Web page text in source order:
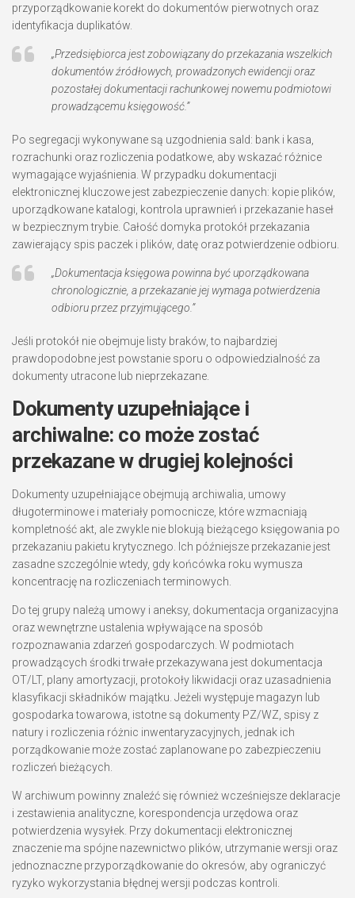
przyporządkowanie korekt do dokumentów pierwotnych oraz
identyfikacja duplikatów.
„Przedsiębiorca jest zobowiązany do przekazania wszelkich
dokumentów źródłowych, prowadzonych ewidencji oraz
pozostałej dokumentacji rachunkowej nowemu podmiotowi
prowadzącemu księgowość.”
Po segregacji wykonywane są uzgodnienia sald: bank i kasa,
rozrachunki oraz rozliczenia podatkowe, aby wskazać różnice
wymagające wyjaśnienia. W przypadku dokumentacji
elektronicznej kluczowe jest zabezpieczenie danych: kopie plików,
uporządkowane katalogi, kontrola uprawnień i przekazanie haseł
w bezpiecznym trybie. Całość domyka protokół przekazania
zawierający spis paczek i plików, datę oraz potwierdzenie odbioru.
„Dokumentacja księgowa powinna być uporządkowana
chronologicznie, a przekazanie jej wymaga potwierdzenia
odbioru przez przyjmującego.”
Jeśli protokół nie obejmuje listy braków, to najbardziej
prawdopodobne jest powstanie sporu o odpowiedzialność za
dokumenty utracone lub nieprzekazane.
Dokumenty uzupełniające i
archiwalne: co może zostać
przekazane w drugiej kolejności
Dokumenty uzupełniające obejmują archiwalia, umowy
długoterminowe i materiały pomocnicze, które wzmacniają
kompletność akt, ale zwykle nie blokują bieżącego księgowania po
przekazaniu pakietu krytycznego. Ich późniejsze przekazanie jest
zasadne szczególnie wtedy, gdy końcówka roku wymusza
koncentrację na rozliczeniach terminowych.
Do tej grupy należą umowy i aneksy, dokumentacja organizacyjna
oraz wewnętrzne ustalenia wpływające na sposób
rozpoznawania zdarzeń gospodarczych. W podmiotach
prowadzących środki trwałe przekazywana jest dokumentacja
OT/LT, plany amortyzacji, protokoły likwidacji oraz uzasadnienia
klasyfikacji składników majątku. Jeżeli występuje magazyn lub
gospodarka towarowa, istotne są dokumenty PZ/WZ, spisy z
natury i rozliczenia różnic inwentaryzacyjnych, jednak ich
porządkowanie może zostać zaplanowane po zabezpieczeniu
rozliczeń bieżących.
W archiwum powinny znaleźć się również wcześniejsze deklaracje
i zestawienia analityczne, korespondencja urzędowa oraz
potwierdzenia wysyłek. Przy dokumentacji elektronicznej
znaczenie ma spójne nazewnictwo plików, utrzymanie wersji oraz
jednoznaczne przyporządkowanie do okresów, aby ograniczyć
ryzyko wykorzystania błędnej wersji podczas kontroli.